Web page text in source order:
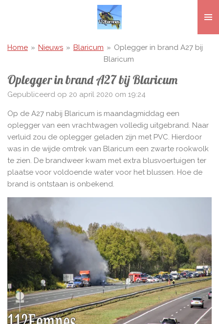
de
Home » Nieuws » Blaricum » Oplegger in brand A27 bij
Blaricum
Oplegger in brand A27 bij Blaricum
Gepubliceerd op 20 april 2020 om 19:24
Op de A27 nabij Blaricum is maandagmiddag een
oplegger van een vrachtwagen volledig uitgebrand. Naar
verluid zou de oplegger geladen zijn met PVC. Hierdoor
was in de wijde omtrek van Blaricum een zwarte rookwolk
te zien. De brandweer kwam met extra blusvoertuigen ter
plaatse voor voldoende water voor het blussen. Hoe de
brand is ontstaan is onbekend.